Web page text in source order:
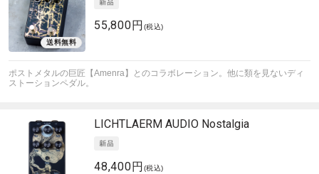
55,800円 (税込)
ポストメタルの巨匠【Amenra】とのコラボレーション。他に類を見ないディ
ストーションペダル。
LICHTLAERM AUDIO Nostalgia
48,400円 (税込)